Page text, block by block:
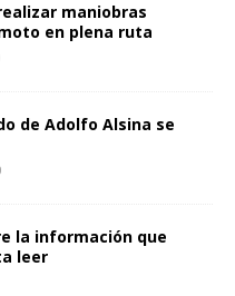
maniobras
en plena ruta
de Adolfo Alsina se
la información que
leer